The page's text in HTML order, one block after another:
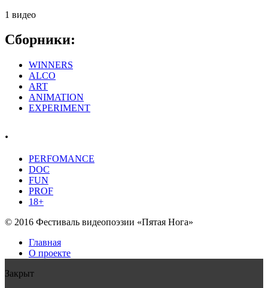
1 видео
Сборники:
WINNERS
ALCO
ART
ANIMATION
EXPERIMENT
.
PERFOMANCE
DOC
FUN
PROF
18+
© 2016 Фестиваль видеопоэзии «Пятая Нога»
Главная
О проекте
Закрыт